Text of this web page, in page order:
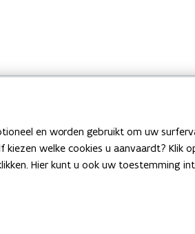
en worden gebruikt om uw
welke cookies u aanvaardt? Klik
Hier kunt u ook uw toestemming